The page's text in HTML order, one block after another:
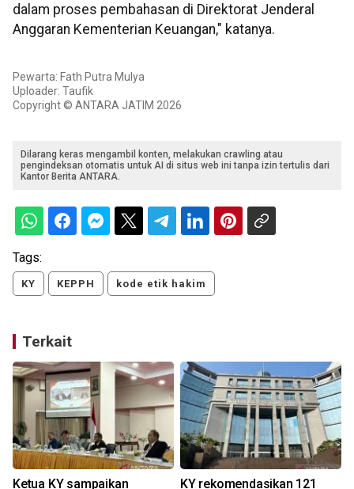
dalam proses pembahasan di Direktorat Jenderal
Anggaran Kementerian Keuangan," katanya.
Pewarta: Fath Putra Mulya
Uploader: Taufik
Copyright © ANTARA JATIM 2026
Dilarang keras mengambil konten, melakukan crawling atau
pengindeksan otomatis untuk AI di situs web ini tanpa izin tertulis dari
Kantor Berita ANTARA.
Tags:
KY KEPPH kode etik hakim
Terkait
Ketua KY sampaikan KY rekomendasikan 121